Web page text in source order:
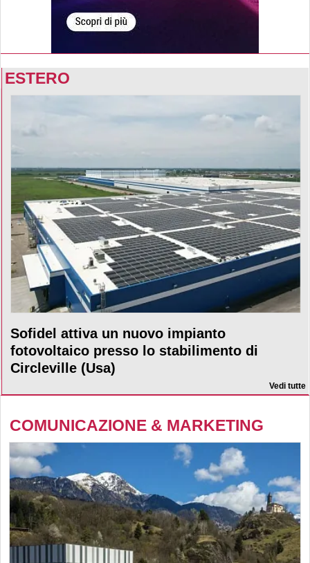
ESTERO
Sofidel attiva un nuovo impianto
fotovoltaico presso lo stabilimento di
Circleville (Usa)
Vedi tutte
COMUNICAZIONE & MARKETING